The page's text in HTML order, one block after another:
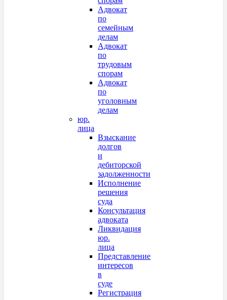
Адвокат
по
семейным
делам
Адвокат
по
трудовым
спорам
Адвокат
по
уголовным
делам
юр.
лица
Взыскание
долгов
и
дебиторской
задолженности
Исполнение
решения
суда
Консультация
адвоката
Ликвидация
юр.
лица
Представление
интересов
в
суде
Регистрация